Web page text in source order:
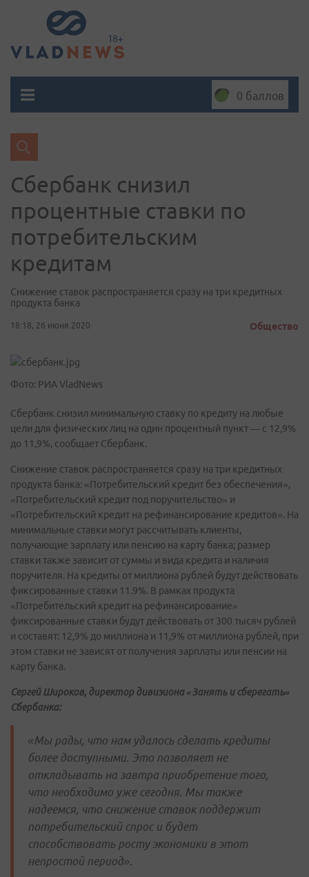
0 баллов
Сбербанк снизил
процентные ставки по
потребительским
кредитам
Снижение ставок распространяется сразу на три кредитных
продукта банка
18:18, 26 июня 2020 Общество
Фото: РИА VladNews
Сбербанк снизил минимальную ставку по кредиту на любые
цели для физических лиц на один процентный пункт — с 12,9%
до 11,9%, сообщает Сбербанк.
Снижение ставок распространяется сразу на три кредитных
продукта банка: «Потребительский кредит без обеспечения»,
«Потребительский кредит под поручительство» и
«Потребительский кредит на рефинансирование кредитов». На
минимальные ставки могут рассчитывать клиенты,
получающие зарплату или пенсию на карту банка; размер
ставки также зависит от суммы и вида кредита и наличия
поручителя. На кредиты от миллиона рублей будут действовать
фиксированные ставки 11.9%. В рамках продукта
«Потребительский кредит на рефинансирование»
фиксированные ставки будут действовать от 300 тысяч рублей
и составят: 12,9% до миллиона и 11,9% от миллиона рублей, при
этом ставки не зависят от получения зарплаты или пенсии на
карту банка.
Сергей Широков, директор дивизиона «Занять и сберегать»
Сбербанка:
«Мы рады, что нам удалось сделать кредиты
более доступными. Это позволяет не
откладывать на завтра приобретение того,
что необходимо уже сегодня. Мы также
надеемся, что снижение ставок поддержит
потребительский спрос и будет
способствовать росту экономики в этот
непростой период».